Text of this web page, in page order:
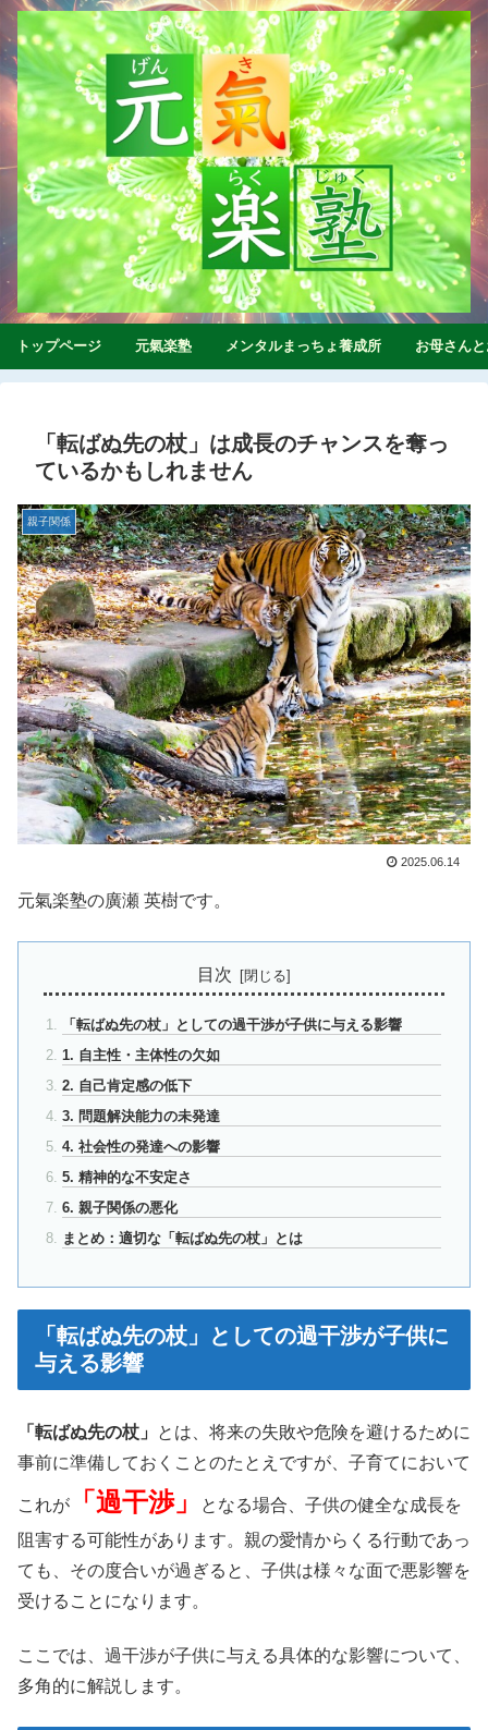
トップページ 元氣楽塾 メンタルまっちょ養成所 お母さん
「転ばぬ先の杖」は成長のチャンスを奪っ
ているかもしれません
親子関係
2025.06.14
元氣楽塾の廣瀬 英樹です。
目次
「転ばぬ先の杖」としての過干渉が子供に与える影響
1. 自主性・主体性の欠如
2. 自己肯定感の低下
3. 問題解決能力の未発達
4. 社会性の発達への影響
5. 精神的な不安定さ
6. 親子関係の悪化
まとめ：適切な「転ばぬ先の杖」とは
「転ばぬ先の杖」としての過干渉が子供に
与える影響
「転ばぬ先の杖」
とは、将来の失敗や危険を避けるために
事前に準備しておくことのたとえですが、子育てにおいて
これが 「過干渉」
となる場合、子供の健全な成長を
阻害する可能性があります。親の愛情からくる行動であっ
ても、その度合いが過ぎると、子供は様々な面で悪影響を
受けることになります。
ここでは、過干渉が子供に与える具体的な影響について、
多角的に解説します。